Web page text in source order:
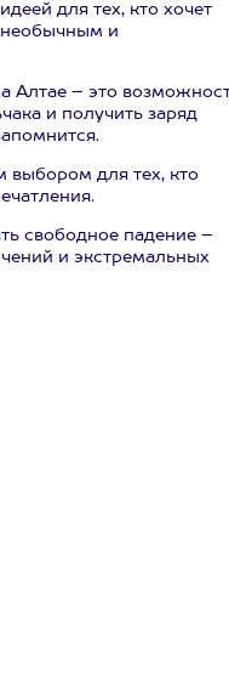
для тех, кто хочет
необычным и
Алтае – это
и получить заряд
выбором для тех, кто
свободное падение –
и экстремальных